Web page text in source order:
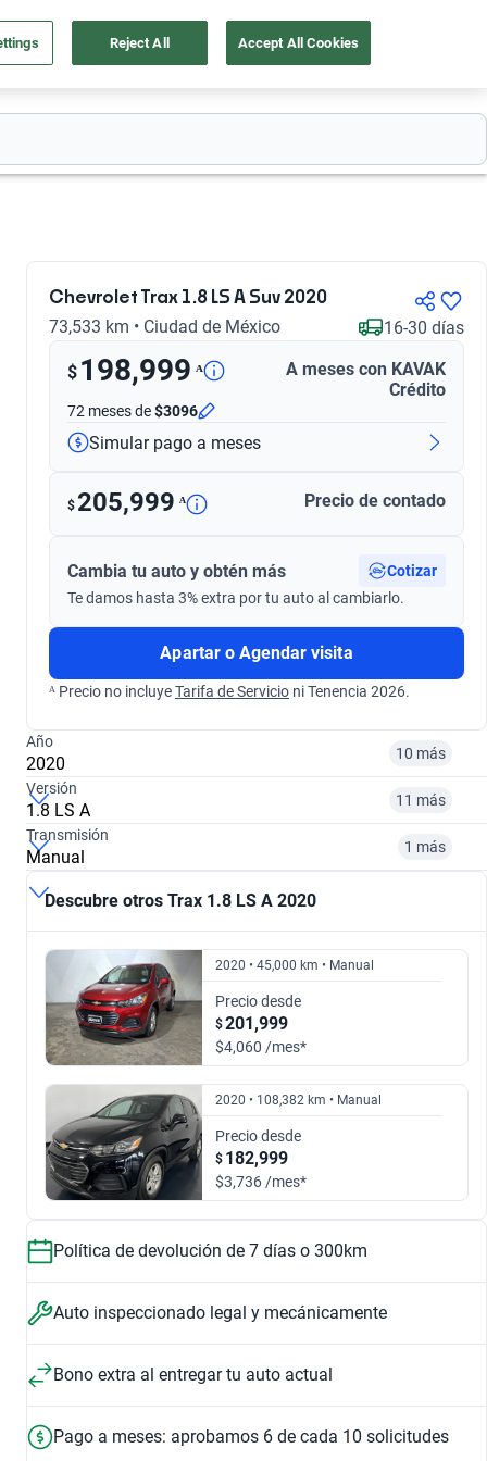
55 4162 9202 Ubicación
Chevrolet Trax 1.8 LS A Suv 2020
73,533 km • Ciudad de México 16-30 días
A meses con KAVAK
Crédito
$ 198,999 ᴬ
72 mesesde$3096
Simular pago a meses
Precio de contado
$ 205,999 ᴬ
Cambia tu auto y obtén más
Cotizar
Te damos hasta 3% extra por tu auto al cambiarlo.
Apartar o Agendar visita
ᴬ Precio no incluyeTarifa de Servicio ni Tenencia 2026.
Año
2020 10 más
¿Comparar versiones? → Pregúntale a KOPI
2013
$154,999 $155,999
2015
$151,999
2016
$158,999
2017
$170,999 $197,999
2019
2024
$304,999 $395,999
Versión
1.8 LS A 11 más
¿Comparar versiones? → Pregúntale a KOPI
1.2 RS C AUTO
$395,999
1.8 B LT AT
$170,999
1.8 LT B AUTO 1.8 C LTZ AT
$151,999
1.8 A LS MT
$158,999 $198,999
1.8 C PREMIER AUTO 1.2 LS A AUTO
1.8 LS A
$198,999
1.8 A LS
Transmisión
Manual 1 más
¿Comparar versiones? → Pregúntale a KOPI
Automático
$395,999
Manual
$158,999
Descubre otros Trax 1.8 LS A 2020
2020 • 45,000 km • Manual
Precio desde
$201,999
$4,060 /mes*
2020 • 108,382 km • Manual
Precio desde
$ 182,999
$3,736 /mes*
Política de devolución de 7 días o 300km
Auto inspeccionado legal y mecánicamente
Bono extra al entregar tu auto actual
Pago a meses: aprobamos 6 de cada 10 solicitudes
Reject All Accept All Cookies